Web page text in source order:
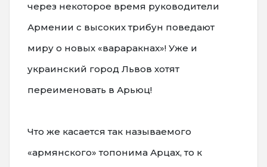
через некоторое время руководители
Армении с высоких трибун поведают
миру о новых «вараракнax»! Уже и
украинский город Львов хотят
переименовать в Арьюц!
Что же касается так называемого
«армянского» топонима Арцах, то к